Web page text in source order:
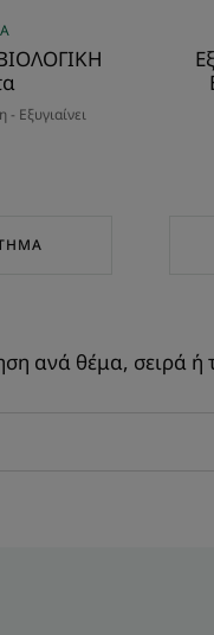
Εξυγιαίνει
ανά θέμα, σειρά ή